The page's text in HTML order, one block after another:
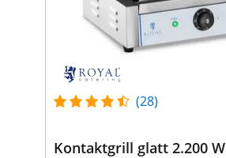
(28)
Kontaktgrill glatt 2.200 W